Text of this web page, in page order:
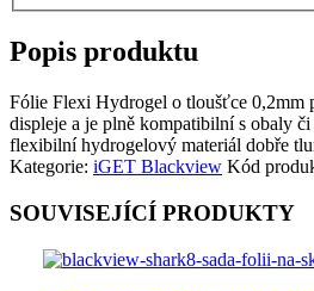
Popis produktu
Fólie Flexi Hydrogel o tloušťce 0,2mm
displeje a je plně kompatibilní s obaly
flexibilní hydrogelový materiál dobře
Kategorie: iGET Blackview Kód
SOUVISEJÍCÍ PRODUKTY